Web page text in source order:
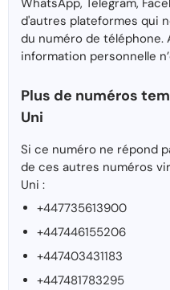
WhatsApp, Telegram,
d'autres plateformes qui
du numéro de
information personnelle
Plus de numéros
Uni
Si ce numéro ne répond
de ces autres numéros
Uni :
+447735613900
+447446155206
+447403431183
+447481783295